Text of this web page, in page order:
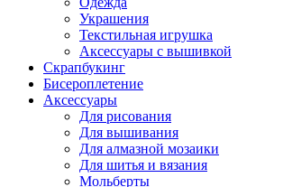
Украшения
Текстильная игрушка
Аксессуары с вышивкой
Скрапбукинг
Бисероплетение
Аксессуары
Для рисования
Для вышивания
Для алмазной мозаики
Для шитья и вязания
Мольберты